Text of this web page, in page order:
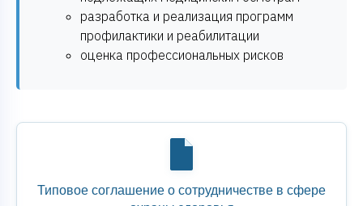
разработка и реализация программ
профилактики и реабилитации
оценка профессиональных рисков
Типовое соглашение о сотрудничестве в сфере